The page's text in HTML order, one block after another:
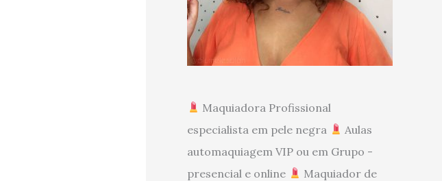
Maquiadora Profissional
especialista em pele negra
Aulas
automaquiagem VIP ou em Grupo -
presencial e online
Maquiador de